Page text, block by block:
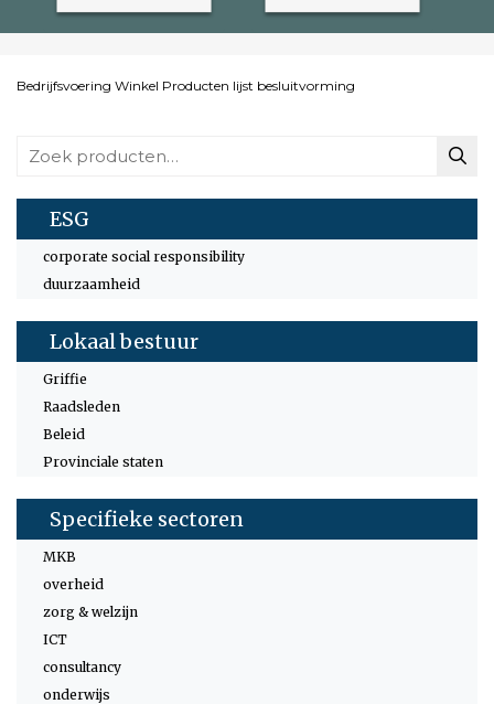
Bedrijfsvoering Winkel Producten lijst besluitvorming
Zoeken
ESG
corporate social responsibility
duurzaamheid
Lokaal bestuur
Griffie
Raadsleden
Beleid
Provinciale staten
Specifieke sectoren
MKB
overheid
zorg & welzijn
ICT
consultancy
onderwijs